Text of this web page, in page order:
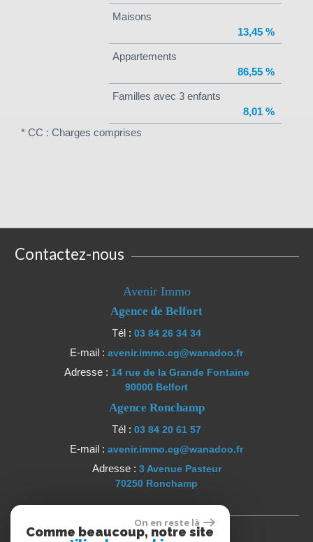
Maisons
13,45 %
Appartements
86,55 %
Familles avec 3 enfants
8,01 %
* CC : Charges comprises
Contactez-nous
Avenir Immo
Agence de Belfort
Tél : 03 84 26 34 34
E-mail : avenir.immo.cg@wanadoo.fr
Adresse : 14 rue de la Grande Fontaine
90000 Belfort
Agence Ronchamp
Tél : 03 84 20 61 57
E-mail : avenir.immo.cg@wanadoo.fr
Adresse : 3 Avenue Pasteur
70250 Ronchamp
Se connecter
On en reste là
Comme beaucoup, notre site